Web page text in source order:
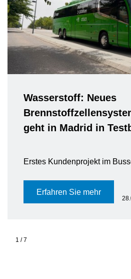
Wasserstoff: Neues
geht in Madrid in
Erstes Kundenprojekt im
Erfahren Sie mehr
1 /7